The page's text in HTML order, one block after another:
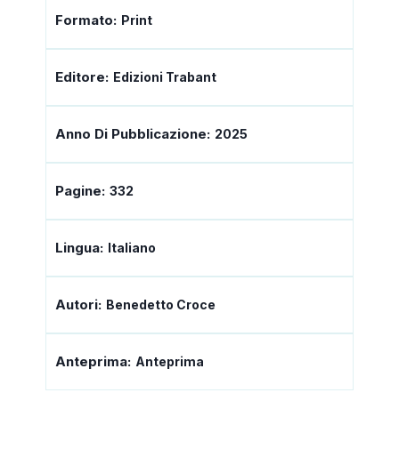
Formato: Print
Editore: Edizioni Trabant
Anno Di Pubblicazione: 2025
Pagine: 332
Lingua: Italiano
Autori: Benedetto Croce
Anteprima: Anteprima